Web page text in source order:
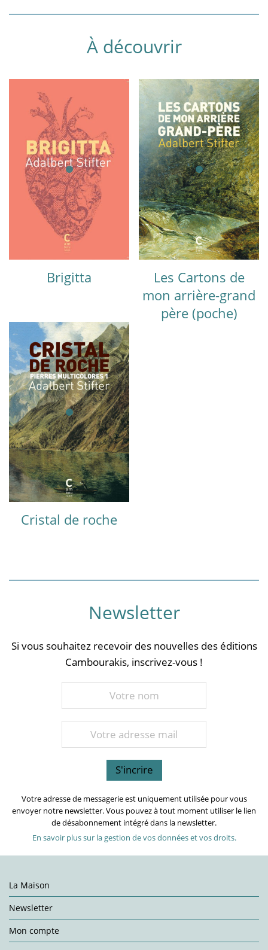
À découvrir
Brigitta
Les Cartons de
mon arrière-grand
père (poche)
Cristal de roche
Newsletter
Si vous souhaitez recevoir des nouvelles des éditions
Cambourakis, inscrivez-vous !
Votre adresse de messagerie est uniquement utilisée pour vous
envoyer notre newsletter. Vous pouvez à tout moment utiliser le lien
de désabonnement intégré dans la newsletter.
En savoir plus sur la gestion de vos données et vos droits.
La Maison
Newsletter
Mon compte